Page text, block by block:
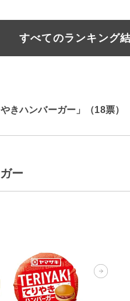
すべてのランキング
きハンバーガー」（18票）
ー